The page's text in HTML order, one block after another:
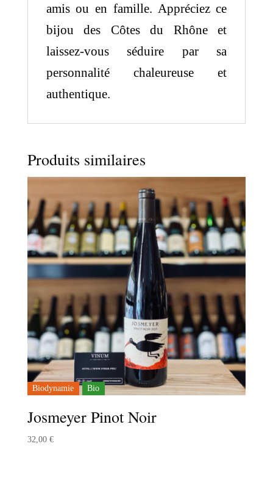
amis ou en famille. Appréciez ce
bijou des Côtes du Rhône et
laissez-vous séduire par sa
personnalité chaleureuse et
authentique.
Produits similaires
Biodynamie Bio
Josmeyer Pinot Noir
32,00 €